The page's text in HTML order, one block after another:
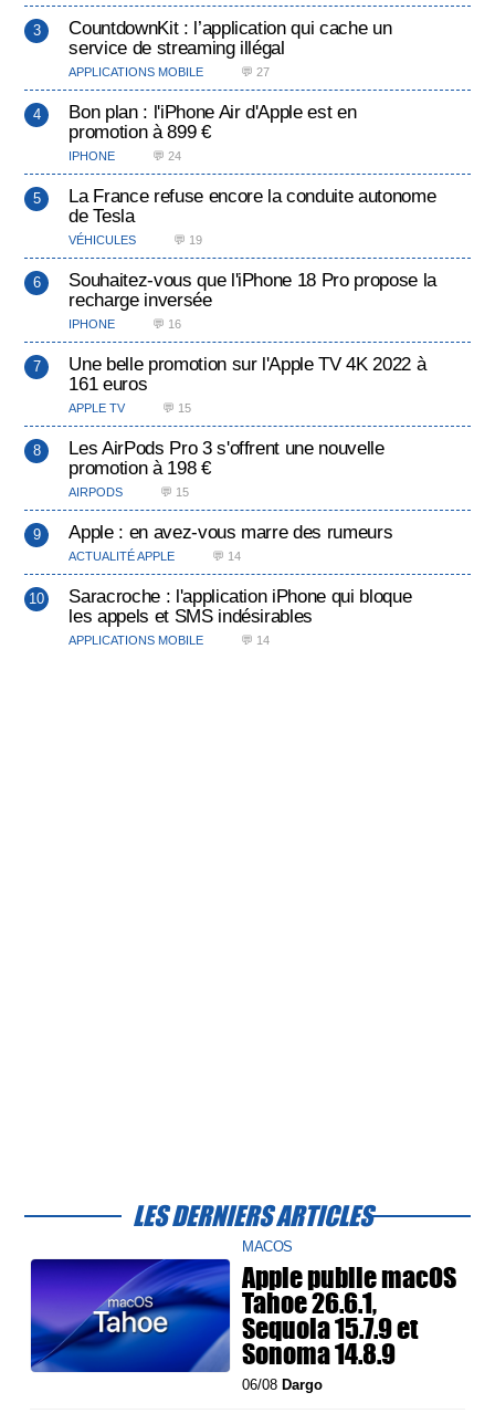
CountdownKit : l’application qui cache un
service de streaming illégal
APPLICATIONS MOBILE 💬 27
Bon plan : l'iPhone Air d'Apple est en
promotion à 899 €
IPHONE 💬 24
La France refuse encore la conduite autonome
de Tesla
VÉHICULES 💬 19
Souhaitez-vous que l'iPhone 18 Pro propose la
recharge inversée
IPHONE 💬 16
Une belle promotion sur l'Apple TV 4K 2022 à
161 euros
APPLE TV 💬 15
Les AirPods Pro 3 s'offrent une nouvelle
promotion à 198 €
AIRPODS 💬 15
Apple : en avez-vous marre des rumeurs
ACTUALITÉ APPLE 💬 14
Saracroche : l'application iPhone qui bloque
les appels et SMS indésirables
APPLICATIONS MOBILE 💬 14
LES DERNIERS ARTICLES
MACOS
Apple publie macOS
Tahoe 26.6.1,
Sequoia 15.7.9 et
Sonoma 14.8.9
06/08 Dargo